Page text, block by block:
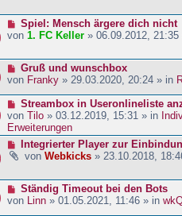
a
g
i
r
g
e
B
i
r
a
g
N
e
e
B
e
t
r
a
g
Spiel: Mensch ärgere dich nicht
von 1. FC Keller » 06.09.2012, 21:35
N
e
e
r
B
e
t
a
g
Gruß und wunschbox
von Franky » 29.03.2020, 20:24 » in
N
e
u
e
B
t
Streambox in Useronlineliste
von Tilo » 03.12.2019, 15:31 » in
Erweiterungen
N
e
e
B
Integrierter Player zur
von Webkicks » 23.10.2018,
N
e
Ständig Timeout bei den Bots
von Linn » 01.05.2021, 11:46 » in